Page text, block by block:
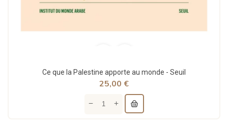
Ce que la Palestine apporte au monde - Seuil
25,00 €